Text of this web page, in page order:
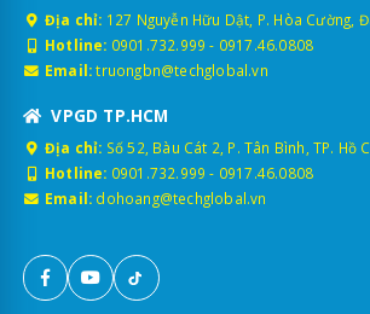
Địa chỉ: 127 Nguyễn Hữu Dật, P. Hòa Cường,
Hotline: 0901.732.999 - 0917.46.0808
Email: truongbn@techglobal.vn
VPGD TP.HCM
Địa chỉ: Số 52, Bàu Cát 2, P. Tân Bình, TP. Hồ
Hotline: 0901.732.999 - 0917.46.0808
Email: dohoang@techglobal.vn